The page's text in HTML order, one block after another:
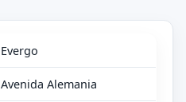
Evergo
Avenida Alemania